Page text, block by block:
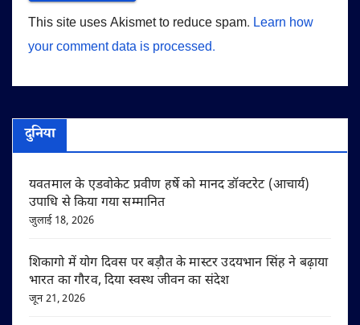
This site uses Akismet to reduce spam. Learn how
your comment data is processed.
दुनिया
यवतमाल के एडवोकेट प्रवीण हर्षे को मानद डॉक्टरेट (आचार्य)
उपाधि से किया गया सम्मानित
जुलाई 18, 2026
शिकागो में योग दिवस पर बड़ौत के मास्टर उदयभान सिंह ने बढ़ाया
भारत का गौरव, दिया स्वस्थ जीवन का संदेश
जून 21, 2026